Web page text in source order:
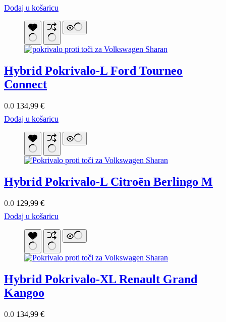
Dodaj u košaricu
Hybrid Pokrivalo-L Ford Tourneo
Connect
0.0 134,99 €
Dodaj u košaricu
Hybrid Pokrivalo-L Citroën Berlingo M
0.0 129,99 €
Dodaj u košaricu
Hybrid Pokrivalo-XL Renault Grand
Kangoo
0.0 134,99 €